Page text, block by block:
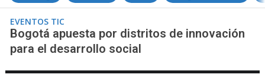
EVENTOS TIC
Bogotá apuesta por distritos de innovación
para el desarrollo social